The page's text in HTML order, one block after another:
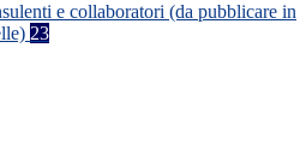
e collaboratori (da pubblicare in
23